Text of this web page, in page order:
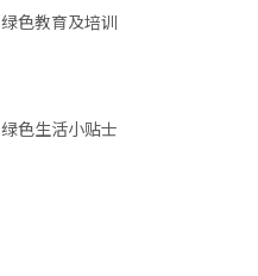
绿色教育及培训
绿色生活小贴士